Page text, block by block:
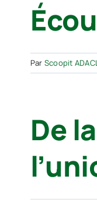
Par Scoopit
De